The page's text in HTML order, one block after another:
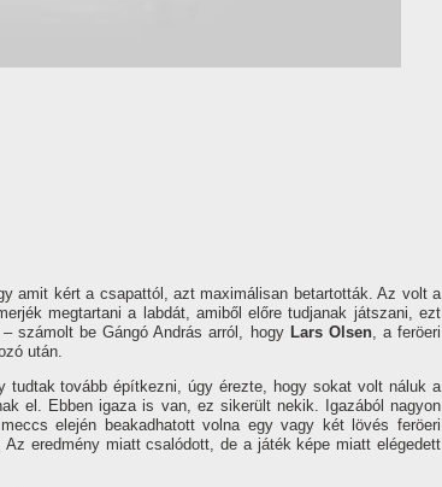
amit kért a csapattól, azt maximálisan betartották. Az volt a
megtartani a labdát, amiből előre tudjanak játszani, ezt
számolt be Gángó András arról, hogy Lars Olsen, a feröeri
után.
tudtak tovább épí­tkezni, úgy érezte, hogy sokat volt náluk a
el. Ebben igaza is van, ez sikerült nekik. Igazából nagyon
elején beakadhatott volna egy vagy két lövés feröeri
eredmény miatt csalódott, de a játék képe miatt elégedett